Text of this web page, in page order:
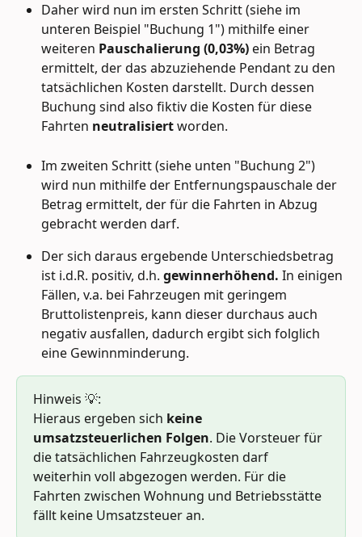
Daher wird nun im ersten Schritt (siehe im
unteren Beispiel "Buchung 1") mithilfe einer
weiteren Pauschalierung (0,03%) ein Betrag
ermittelt, der das abzuziehende Pendant zu den
tatsächlichen Kosten darstellt. Durch dessen
Buchung sind also fiktiv die Kosten für diese
Fahrten neutralisiert worden.
Im zweiten Schritt (siehe unten "Buchung 2")
wird nun mithilfe der Entfernungspauschale der
Betrag ermittelt, der für die Fahrten in Abzug
gebracht werden darf.
Der sich daraus ergebende Unterschiedsbetrag
ist i.d.R. positiv, d.h. gewinnerhöhend. In einigen
Fällen, v.a. bei Fahrzeugen mit geringem
Bruttolistenpreis, kann dieser durchaus auch
negativ ausfallen, dadurch ergibt sich folglich
eine Gewinnminderung.
Hinweis 💡:
Hieraus ergeben sich keine
umsatzsteuerlichen Folgen. Die Vorsteuer für
die tatsächlichen Fahrzeugkosten darf
weiterhin voll abgezogen werden. Für die
Fahrten zwischen Wohnung und Betriebsstätte
fällt keine Umsatzsteuer an.